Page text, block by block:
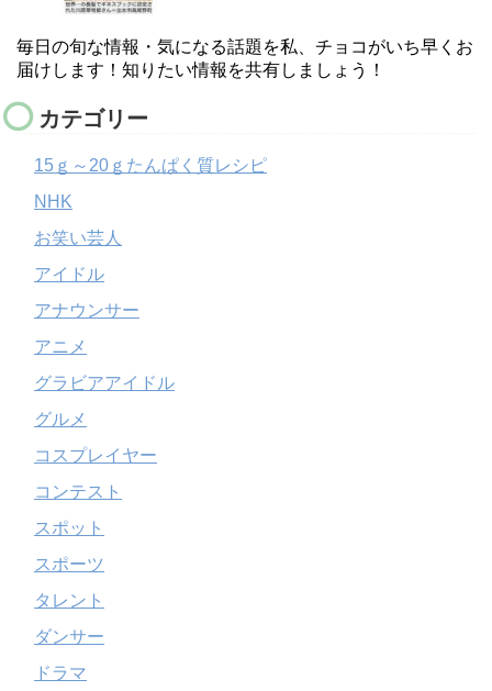
毎日の旬な情報・気になる話題を私、チョコがいち早くお
届けします！知りたい情報を共有しましょう！
カテゴリー
15ｇ～20ｇたんぱく質レシピ
NHK
お笑い芸人
アイドル
アナウンサー
アニメ
グラビアアイドル
グルメ
コスプレイヤー
コンテスト
スポット
スポーツ
タレント
ダンサー
ドラマ